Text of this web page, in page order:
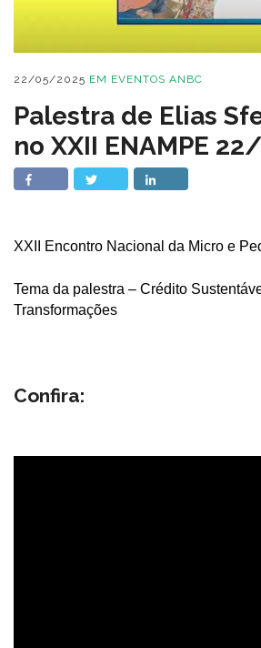
22/05/2025 EM EVENTOS ANBC
Palestra de Elias
no XXII ENAMPE
XXII Encontro Nacional da Micro e
Tema da palestra – Crédito
Transformações
Confira: